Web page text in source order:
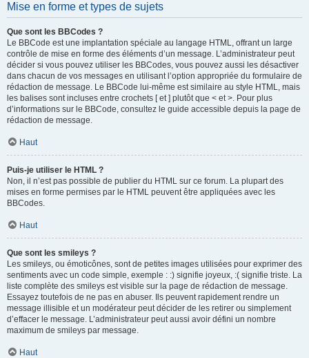
Mise en forme et types de sujets
Que sont les BBCodes ?
Le BBCode est une implantation spéciale au langage HTML, offrant un large
contrôle de mise en forme des éléments d’un message. L’administrateur peut
décider si vous pouvez utiliser les BBCodes, vous pouvez aussi les désactiver
dans chacun de vos messages en utilisant l’option appropriée du formulaire de
rédaction de message. Le BBCode lui-même est similaire au style HTML, mais
les balises sont incluses entre crochets [ et ] plutôt que < et >. Pour plus
d’informations sur le BBCode, consultez le guide accessible depuis la page de
rédaction de message.
Haut
Puis-je utiliser le HTML ?
Non, il n’est pas possible de publier du HTML sur ce forum. La plupart des
mises en forme permises par le HTML peuvent être appliquées avec les
BBCodes.
Haut
Que sont les smileys ?
Les smileys, ou émoticônes, sont de petites images utilisées pour exprimer des
sentiments avec un code simple, exemple : :) signifie joyeux, :( signifie triste. La
liste complète des smileys est visible sur la page de rédaction de message.
Essayez toutefois de ne pas en abuser. Ils peuvent rapidement rendre un
message illisible et un modérateur peut décider de les retirer ou simplement
d’effacer le message. L’administrateur peut aussi avoir défini un nombre
maximum de smileys par message.
Haut